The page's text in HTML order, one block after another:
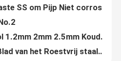
NO.4 SS Strookrol 1.2mm 2mm 2.5mm Koudgewalste SS304 SUS304
ASTM ASIS 316 Blad van het Roestvrij staalmetaal 314 Oppoetsende 5mm No.1 No.2